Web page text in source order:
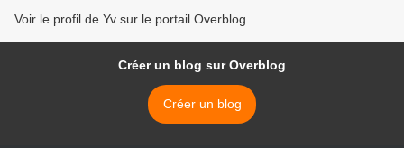
Voir le profil de Yv sur le portail Overblog
Créer un blog sur Overblog
Créer un blog